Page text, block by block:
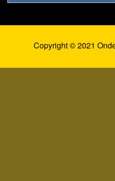
Copyright © 2021